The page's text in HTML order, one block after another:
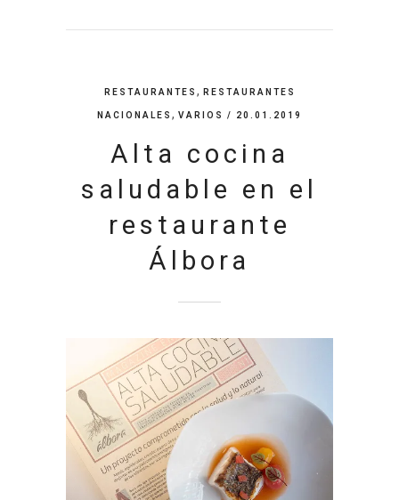
RESTAURANTES , RESTAURANTES
NACIONALES , VARIOS / 20.01.2019
Alta cocina
saludable en el
restaurante
Álbora